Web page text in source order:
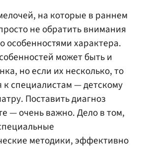
на которые в раннем
не обратить внимания
особенностями характера.
может быть и
но если их несколько, то
к специалистам — детскому
Поставить диагноз
— очень важно. Дело в том,
методики, эффективно